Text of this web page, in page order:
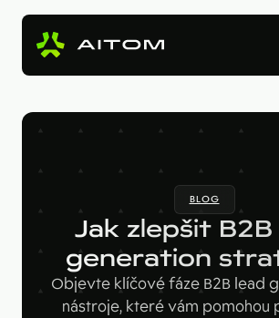
Vstupní studie
Tvorba webu a online
B2B marketing
AI Copy & SEO Booster
Soutěžní portál
Kariérní web
Pro koho
B2B firmy
Velké značky
Technologie
Hotjar
Naše práce
BLOG
Jak zlepšit B2B
generation
Objevte klíčové fáze B2B lead
nástroje, které vám pomohou